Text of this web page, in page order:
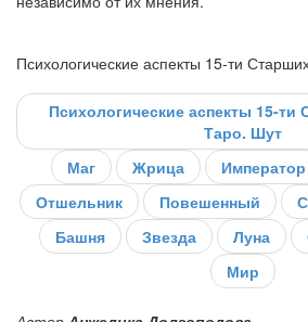
Психологические аспекты 15-ти
Психологические аспекты 15-ти
Таро. Шут
Маг
Жрица Император
Отшельник
Повешенный
Башня
Звезда Луна
Мир